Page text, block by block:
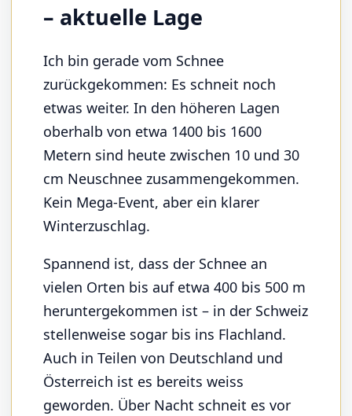
– aktuelle Lage
Ich bin gerade vom Schnee
zurückgekommen: Es schneit noch
etwas weiter. In den höheren Lagen
oberhalb von etwa 1400 bis 1600
Metern sind heute zwischen 10 und 30
cm Neuschnee zusammengekommen.
Kein Mega-Event, aber ein klarer
Winterzuschlag.
Spannend ist, dass der Schnee an
vielen Orten bis auf etwa 400 bis 500 m
heruntergekommen ist – in der Schweiz
stellenweise sogar bis ins Flachland.
Auch in Teilen von Deutschland und
Österreich ist es bereits weiss
geworden. Über Nacht schneit es vor